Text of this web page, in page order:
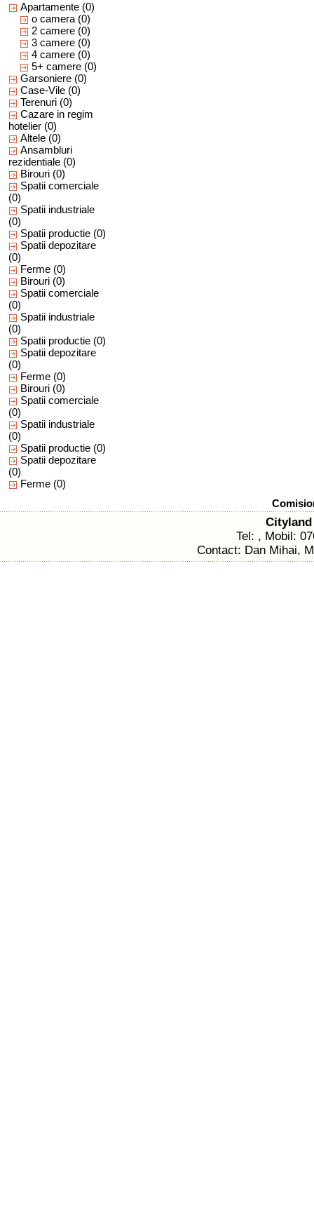
Apartamente (0)
o camera (0)
2 camere (0)
3 camere (0)
4 camere (0)
5+ camere (0)
Garsoniere (0)
Case-Vile (0)
Terenuri (0)
Cazare in regim
hotelier (0)
Altele (0)
Ansambluri
rezidentiale (0)
Birouri (0)
Spatii comerciale
(0)
Spatii industriale
(0)
Spatii productie (0)
Spatii depozitare
(0)
Ferme (0)
Birouri (0)
Spatii comerciale
(0)
Spatii industriale
(0)
Spatii productie (0)
Spatii depozitare
(0)
Ferme (0)
Birouri (0)
Spatii comerciale
(0)
Spatii industriale
(0)
Spatii productie (0)
Spatii depozitare
(0)
Ferme (0)
Cityland
Tel: , Mobil:
Contact: Dan Mihai,